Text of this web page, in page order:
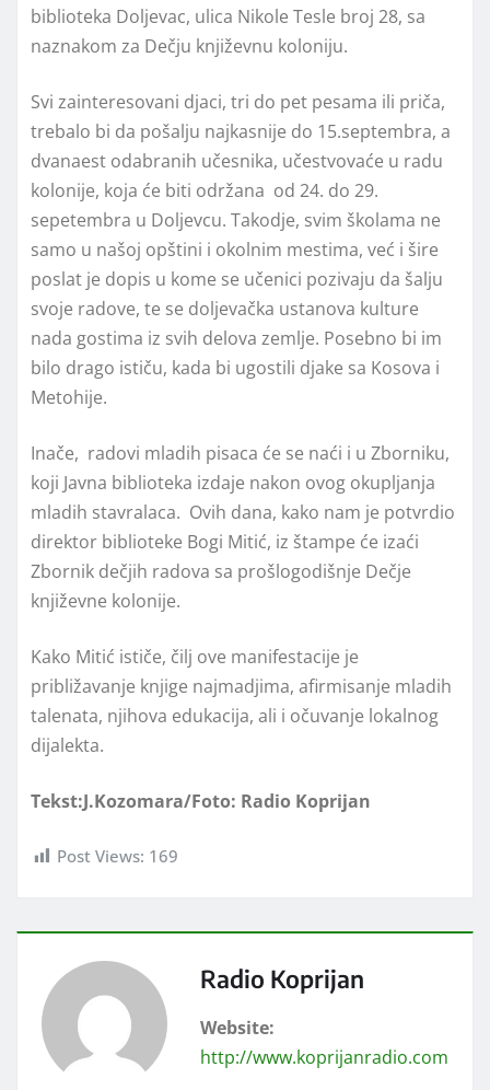
biblioteka Doljevac, ulica Nikole Tesle broj 28, sa
naznakom za Dečju književnu koloniju.
Svi zainteresovani djaci, tri do pet pesama ili priča,
trebalo bi da pošalju najkasnije do 15.septembra, a
dvanaest odabranih učesnika, učestvovaće u radu
kolonije, koja će biti održana od 24. do 29.
sepetembra u Doljevcu. Takodje, svim školama ne
samo u našoj opštini i okolnim mestima, već i šire
poslat je dopis u kome se učenici pozivaju da šalju
svoje radove, te se doljevačka ustanova kulture
nada gostima iz svih delova zemlje. Posebno bi im
bilo drago ističu, kada bi ugostili djake sa Kosova i
Metohije.
Inače, radovi mladih pisaca će se naći i u Zborniku,
koji Javna biblioteka izdaje nakon ovog okupljanja
mladih stavralaca. Ovih dana, kako nam je potvrdio
direktor biblioteke Bogi Mitić, iz štampe će izaći
Zbornik dečjih radova sa prošlogodišnje Dečje
književne kolonije.
Kako Mitić ističe, čilj ove manifestacije je
približavanje knjige najmadjima, afirmisanje mladih
talenata, njihova edukacija, ali i očuvanje lokalnog
dijalekta.
Tekst:J.Kozomara/Foto: Radio Koprijan
Post Views: 169
Radio Koprijan
Website:
http://www.koprijanradio.com